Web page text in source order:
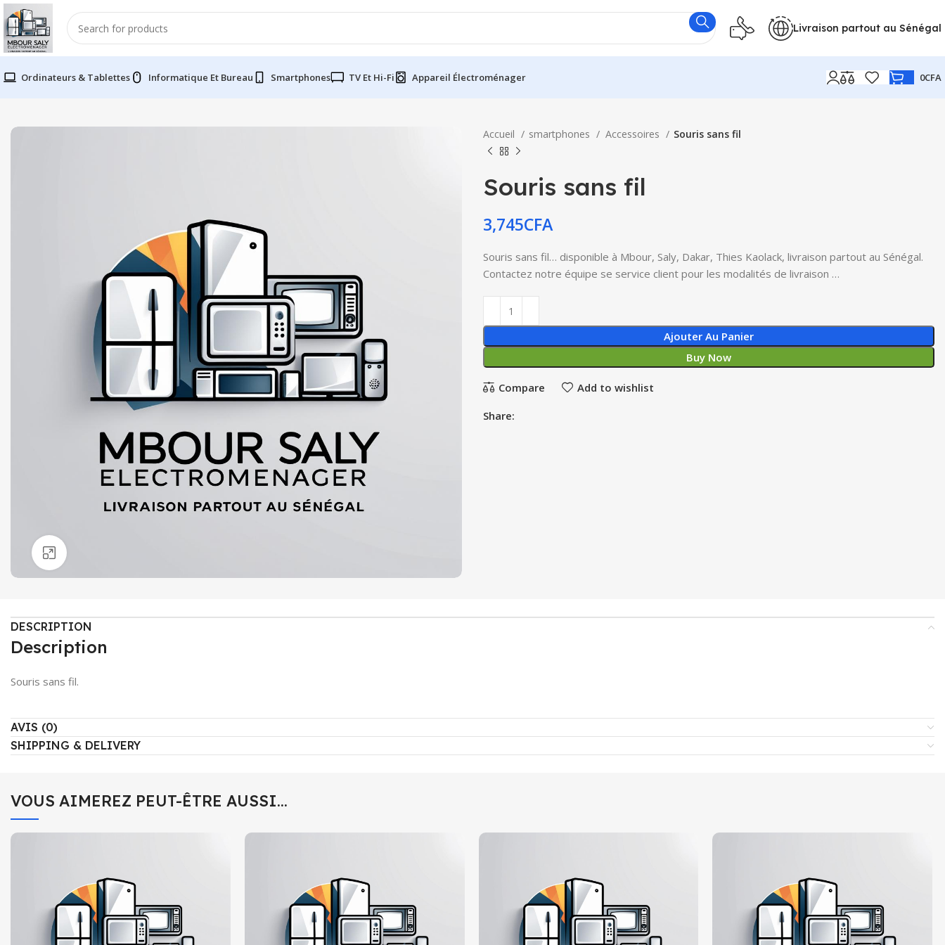
Livraison partout au Sénégal
Ordinateurs & Tablettes Informatique Et Bureau Smartphones TV Et Hi-Fi Appareil Électroménager 0CFA
Accueil smartphones Accessoires Souris sans fil
Souris sans fil
3,745CFA
Souris sans fil… disponible à Mbour, Saly, Dakar, Thies Kaolack, livraison partout au Sénégal.
Contactez notre équipe se service client pour les modalités de livraison …
Ajouter Au Panier
Buy Now
Compare Add to wishlist
Share:
DESCRIPTION
Description
Souris sans fil.
AVIS (0)
SHIPPING & DELIVERY
VOUS AIMEREZ PEUT-ÊTRE AUSSI…